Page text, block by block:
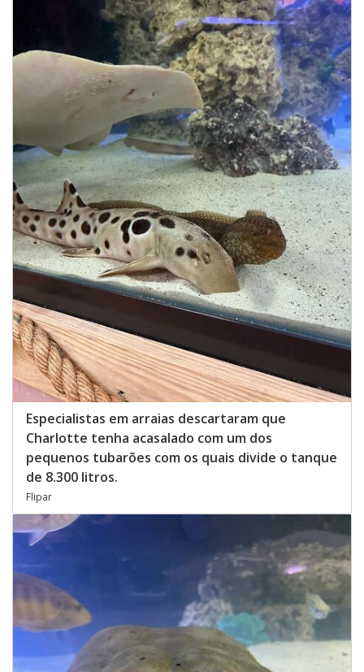
Especialistas em arraias descartaram que
Charlotte tenha acasalado com um dos
pequenos tubarões com os quais divide o tanque
de 8.300 litros.
Flipar